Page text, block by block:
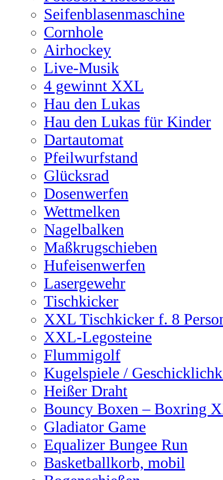
Seifenblasenmaschine
Cornhole
Airhockey
Live-Musik
4 gewinnt XXL
Hau den Lukas
Hau den Lukas für Kinder
Dartautomat
Pfeilwurfstand
Glücksrad
Dosenwerfen
Wettmelken
Nagelbalken
Maßkrugschieben
Hufeisenwerfen
Lasergewehr
Tischkicker
XXL Tischkicker f. 8
XXL-Legosteine
Flummigolf
Kugelspiele /
Heißer Draht
Bouncy Boxen – Boxring
Gladiator Game
Equalizer Bungee Run
Basketballkorb, mobil